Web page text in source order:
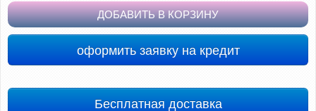
ДОБАВИТЬ В КОРЗИНУ
оформить заявку на кредит
Бесплатная доставка